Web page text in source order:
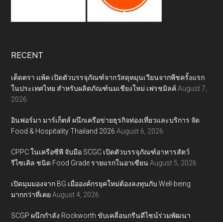
RECENT
เต็ดตรา แพ้ค เปิดตัวบรรจุภัณฑ์จากวัสดุหมุนเวียนจากพืชครั้งแรก
ในประเทศไทย สำหรับผลิตภัณฑ์นมเชียงใหม่ เฟรชมิลค์ August 7,
2026
อินฟอร์มา มาร์เก็ตส์ ผนึกเครือข่ายธุรกิจท่องเที่ยวและบริการ จัด
Food & Hospitality Thailand 2026 August 6, 2026
CPPC ในเครือซีพี จับมือ SCGC เปิดตัวบรรจุภัณฑ์อาหารสัตว์
รีไซเคิล ชนิด Food Grade รายแรกในอาเซียน August 5, 2026
เปิดมุมมองจาก BG เมื่อองค์กรยุคใหม่ต้องลงทุนกับ Well-being
มากกว่าที่เคย August 4, 2026
SCGP ผนึกกำลัง Rockworth ขับเคลื่อนกรีนดีไซน์ร่วมพัฒนา